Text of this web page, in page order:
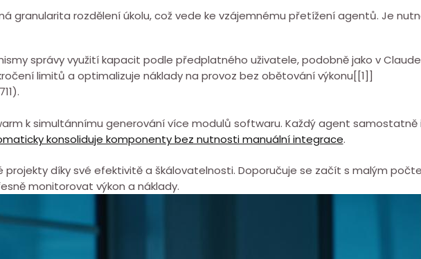
granularita rozdělení úkolu, ⁣což ⁣vede ⁤ke vzájemnému přetížení agentů. Je
správy využití kapacit podle předplatného uživatele, podobně jako v Claude
limitů a optimalizuje náklady na provoz bez obětování výkonu[[1]]
k⁤ simultánnímu generování více modulů softwaru. Každý agent
konsoliduje komponenty bez nutnosti manuální integrace.
díky své efektivitě a škálovatelnosti. Doporučuje se začít s malým
monitorovat výkon a náklady.